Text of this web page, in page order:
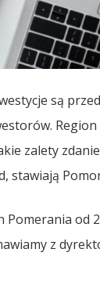
są
zalety
stawiają
Pomerania od
z